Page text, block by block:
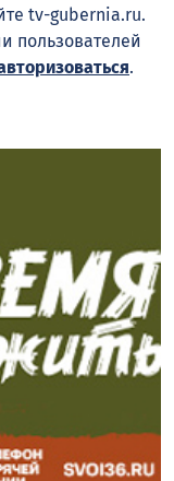
tv-gubernia.ru.
пользователей
.